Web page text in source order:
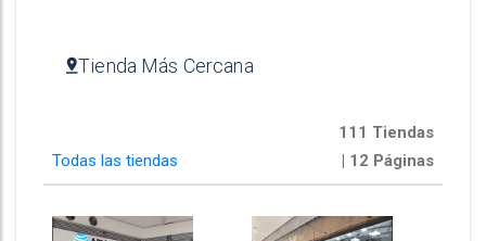
Tienda Más Cercana
Todas las tiendas
111 Tiendas
| 12 Páginas